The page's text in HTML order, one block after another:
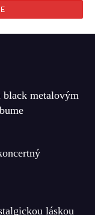
black metalovým
láskou